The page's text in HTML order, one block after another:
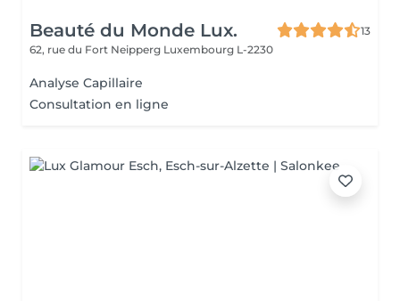
Beauté du Monde Lux.
13
62, rue du Fort Neipperg Luxembourg L-2230
Analyse Capillaire
Consultation en ligne